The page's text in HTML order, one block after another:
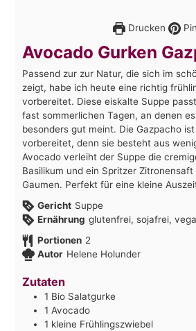
Drucken Pin
Avocado Gurken
Passend zur zur Natur, die sich im
zeigt, habe ich heute eine richtig
vorbereitet. Diese eiskalte Suppe
fast sommerlichen Tagen, an denen
besonders gut meint. Die Gazpacho
vorbereitet, denn sie besteht aus
Avocado verleiht der Suppe die
Basilikum und ein Spritzer
Gaumen. Perfekt für eine kleine
Gericht Suppe
Ernährung glutenfrei, sojafrei,
Portionen 2
Autor Helene Holunder
Zutaten
1 Bio Salatgurke
1 Avocado
1 kleine Frühlingszwiebel